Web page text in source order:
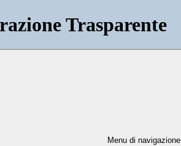
Trasparente
Menu di navigazione